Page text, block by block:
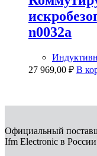
n0032a
27 969,00 ₽ В
Официальный
Ifm Electronic в России